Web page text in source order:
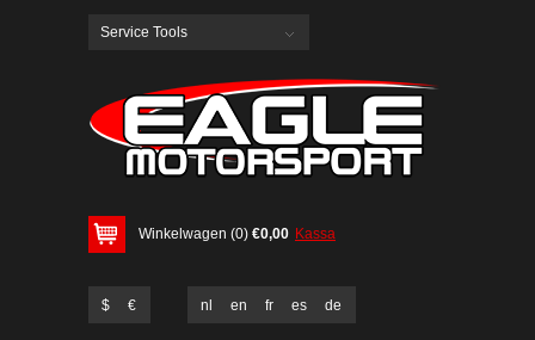
Service Tools
Winkelwagen (0) €0,00 Kassa
$ € nl en fr es de